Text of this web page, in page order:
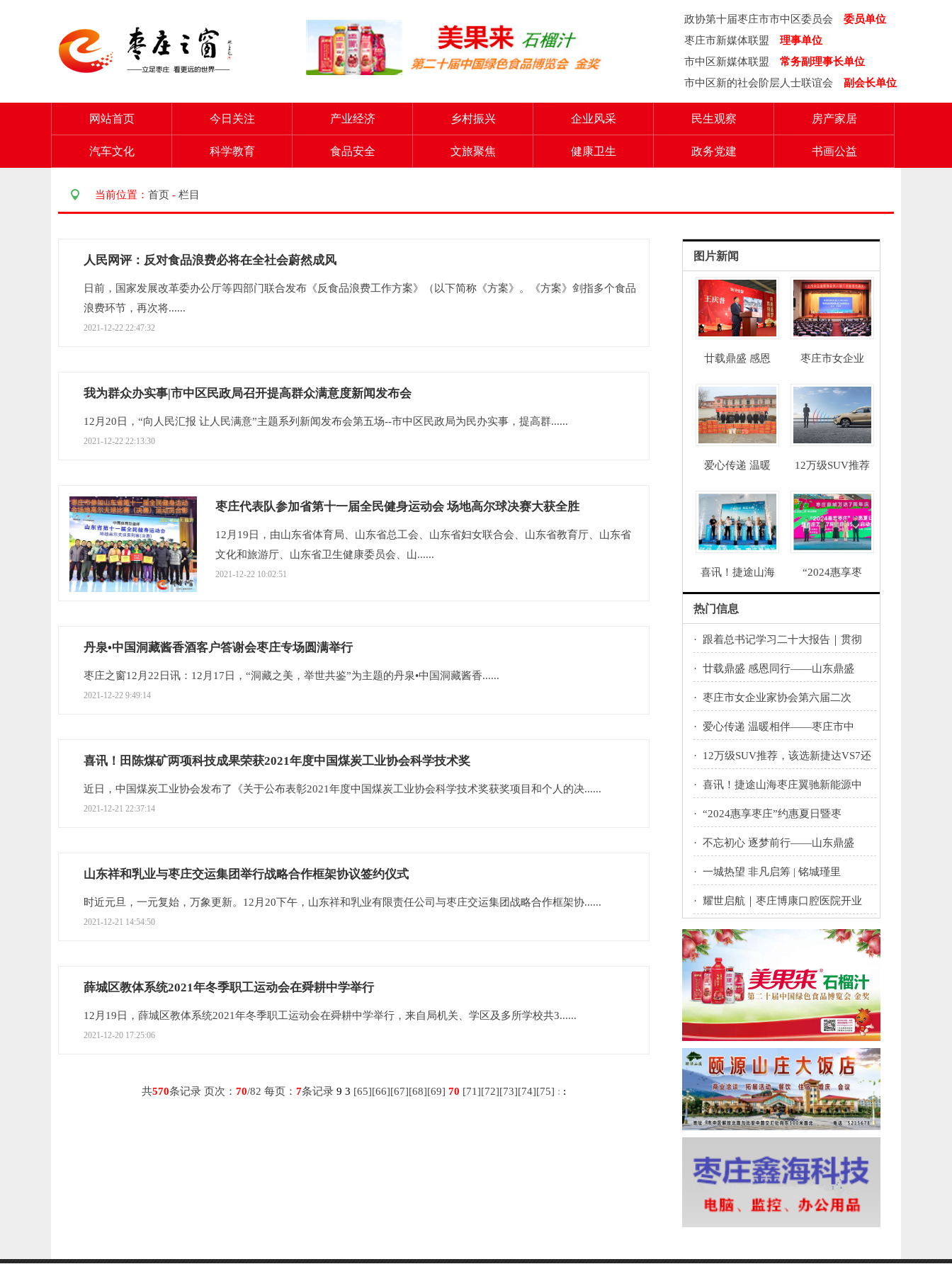
政协第十届枣庄市市中区委员会 委员单位
枣庄市新媒体联盟 理事单位
市中区新媒体联盟 常务副理事长单位
市中区新的社会阶层人士联谊会 副会长单位
网站首页 今日关注 产业经济 乡村振兴 企业风采 民生观察 房产家居
汽车文化 科学教育 食品安全 文旅聚焦 健康卫生 政务党建 书画公益
当前位置： 首页 - 栏目
人民网评：反对食品浪费必将在全社会蔚然成风
日前，国家发展改革委办公厅等四部门联合发布《反食品浪费工作方案》（以下简称《方案》。《方案》剑指多个食品
浪费环节，再次将......
2021-12-22 22:47:32
我为群众办实事|市中区民政局召开提高群众满意度新闻发布会
12月20日，“向人民汇报 让人民满意”主题系列新闻发布会第五场--市中区民政局为民办实事，提高群......
2021-12-22 22:13:30
枣庄代表队参加省第十一届全民健身运动会 场地高尔球决赛大获全胜
12月19日，由山东省体育局、山东省总工会、山东省妇女联合会、山东省教育厅、山东省
文化和旅游厅、山东省卫生健康委员会、山......
2021-12-22 10:02:51
丹泉•中国洞藏酱香酒客户答谢会枣庄专场圆满举行
枣庄之窗12月22日讯：12月17日，“洞藏之美，举世共鉴”为主题的丹泉•中国洞藏酱香......
2021-12-22 9:49:14
喜讯！田陈煤矿两项科技成果荣获2021年度中国煤炭工业协会科学技术奖
近日，中国煤炭工业协会发布了《关于公布表彰2021年度中国煤炭工业协会科学技术奖获奖项目和个人的决......
2021-12-21 22:37:14
山东祥和乳业与枣庄交运集团举行战略合作框架协议签约仪式
时近元旦，一元复始，万象更新。12月20下午，山东祥和乳业有限责任公司与枣庄交运集团战略合作框架协......
2021-12-21 14:54:50
薛城区教体系统2021年冬季职工运动会在舜耕中学举行
12月19日，薛城区教体系统2021年冬季职工运动会在舜耕中学举行，来自局机关、学区及多所学校共3......
2021-12-20 17:25:06
共570条记录 页次： 70/82 每页： 7条记录 9 3 [65][66][67][68][69] 70 [71][72][73][74][75] : :
图片新闻
廿载鼎盛 感恩 枣庄市女企业
爱心传递 温暖 12万级SUV推荐
喜讯！捷途山海 “2024惠享枣
热门信息
· 跟着总书记学习二十大报告｜贯彻
· 廿载鼎盛 感恩同行——山东鼎盛
· 枣庄市女企业家协会第六届二次
· 爱心传递 温暖相伴——枣庄市中
· 12万级SUV推荐，该选新捷达VS7还
· 喜讯！捷途山海枣庄翼驰新能源中
· “2024惠享枣庄”约惠夏日暨枣
· 不忘初心 逐梦前行——山东鼎盛
· 一城热望 非凡启筹 | 铭城瑾里
· 耀世启航｜枣庄博康口腔医院开业